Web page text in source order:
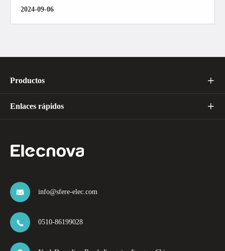
2024-09-06
Productos 
Enlaces rápidos 
 info@sfere-elec.com
 0510-86199028